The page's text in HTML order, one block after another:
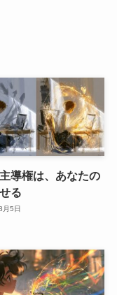
導権は、あなたの
る
月5日